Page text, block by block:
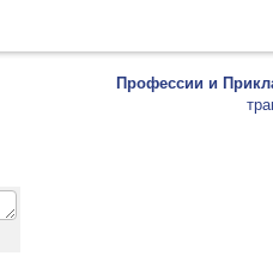
Профессии и